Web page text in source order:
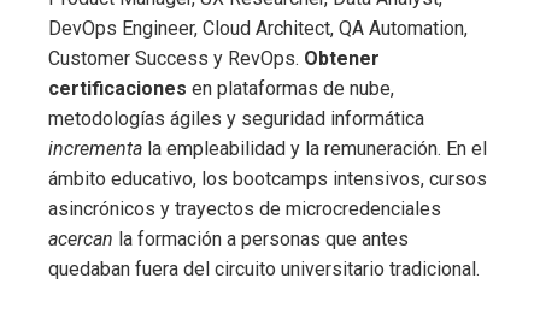
DevOps Engineer, Cloud Architect, QA Automation,
Customer Success y RevOps. Obtener
certificaciones en plataformas de nube,
metodologías ágiles y seguridad informática
incrementa la empleabilidad y la remuneración. En el
ámbito educativo, los bootcamps intensivos, cursos
asincrónicos y trayectos de microcredenciales
acercan la formación a personas que antes
quedaban fuera del circuito universitario tradicional.